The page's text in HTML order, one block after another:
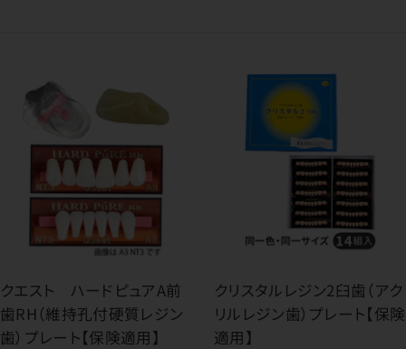
クエスト ハードピュアA前
歯RH（維持孔付硬質レジン
歯）プレート【保険適用】
クリスタルレジン2臼歯（アク
リルレジン歯）プレート【保険
適用】